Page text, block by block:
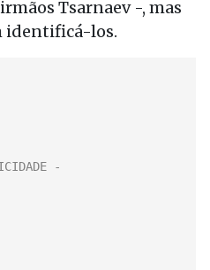
Tsarnaev -, mas
identificá-los.